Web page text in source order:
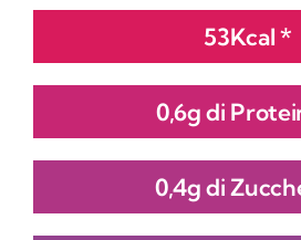
53Kcal *
0,6g di
0,4g di